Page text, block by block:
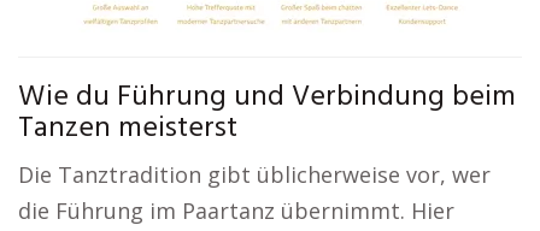
Wie du Führung und Verbindung beim
Tanzen meisterst
Die Tanztradition gibt üblicherweise vor, wer
die Führung im Paartanz übernimmt. Hier